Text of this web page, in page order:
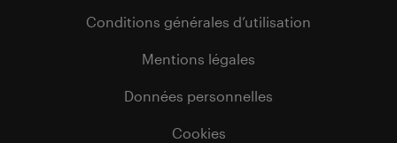
Conditions générales d’utilisation
Mentions légales
Données personnelles
Cookies